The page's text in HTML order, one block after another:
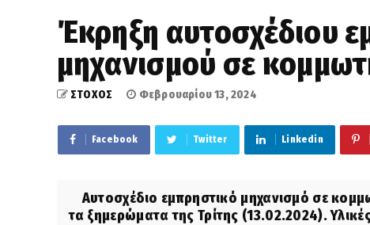
Έκρηξη αυτοσχέδιου
μηχανισμού σε
ΣΤΟΧΟΣ Φεβρουαρίου 13, 2024
Facebook Twitter Linkedin
Αυτοσχέδιο εμπρηστικό μηχανισμό σε
τα ξημερώματα της Τρίτης (13.02.2024). Υλικές